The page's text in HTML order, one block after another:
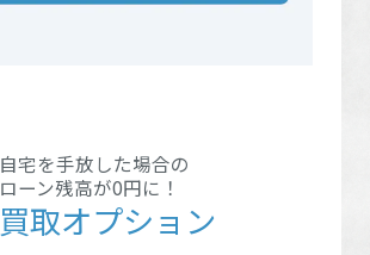
自宅を手放した場合の
ローン残高が0円に！
買取オプション